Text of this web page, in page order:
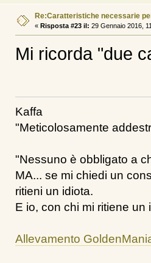
Re:Caratteristiche necessarie
« Risposta #23 il: 29 Gennaio 2016,
Mi ricorda "due
Kaffa
"Meticolosamente
"Nessuno è obbligato a
MA... se mi chiedi un
ritieni un idiota.
E io, con chi mi ritiene
Allevamento